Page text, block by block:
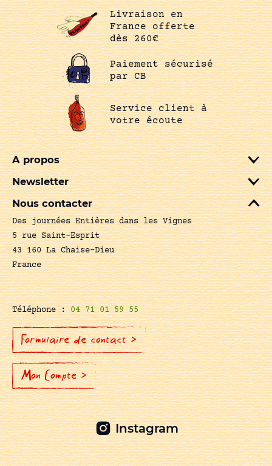
Livraison en
France offerte
dès 260€
Paiement sécurisé
par CB
Service client à
votre écoute
A propos
Newsletter
Nous contacter
Des journées Entières dans les Vignes
5 rue Saint-Esprit
43 160 La Chaise-Dieu
France
Téléphone :04 71 01 59 55
Formulaire de contact >
Mon Compte >
Instagram